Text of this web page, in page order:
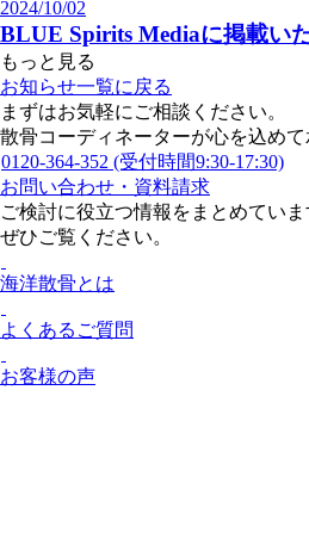
2024/10/02
BLUE Spirits Mediaに掲載い
もっと見る
お知らせ一覧に戻る
まずはお気軽にご相談ください。
散骨コーディネーターが心を込めて
0120-364-352 (受付時間9:30-17:30)
お問い合わせ・資料請求
ご検討に役立つ情報をまとめていま
ぜひご覧ください。
海洋散骨とは
よくあるご質問
お客様の声